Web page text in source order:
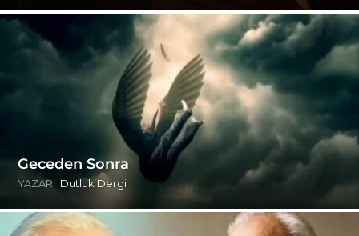
Geceden Sonra
YAZAR: Dutluk Dergi